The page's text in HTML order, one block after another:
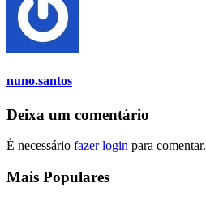
nuno.santos
Deixa um comentário
É necessário fazer login para comentar.
Mais Populares